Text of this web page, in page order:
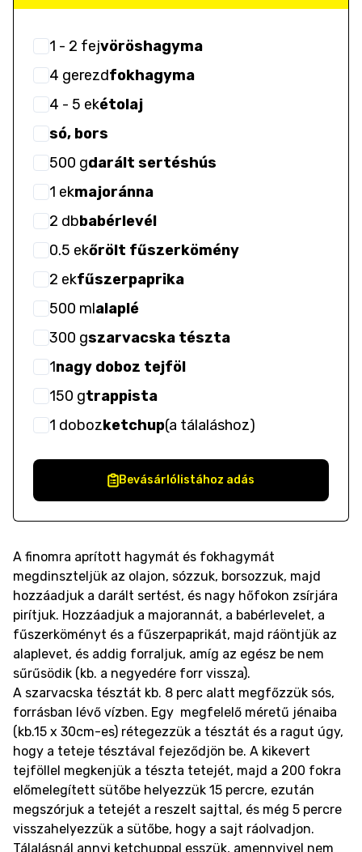
1 - 2 fejvöröshagyma
4 gerezdfokhagyma
4 - 5 ekétolaj
só, bors
500 gdarált sertéshús
1 ekmajoránna
2 dbbabérlevél
0.5 ekőrölt fűszerkömény
2 ekfűszerpaprika
500 mlalaplé
300 gszarvacska tészta
1nagy doboz tejföl
150 gtrappista
1 dobozketchup(a tálaláshoz)
Bevásárlólistához adás
A finomra aprított hagymát és fokhagymát
megdinszteljük az olajon, sózzuk, borsozzuk, majd
hozzáadjuk a darált sertést, és nagy hőfokon zsírjára
pirítjuk. Hozzáadjuk a majorannát, a babérlevelet, a
fűszerköményt és a fűszerpaprikát, majd ráöntjük az
alaplevet, és addig forraljuk, amíg az egész be nem
sűrűsödik (kb. a negyedére forr vissza).
A szarvacska tésztát kb. 8 perc alatt megfőzzük sós,
forrásban lévő vízben. Egy megfelelő méretű jénaiba
(kb.15 x 30cm-es) rétegezzük a tésztát és a ragut úgy,
hogy a teteje tésztával fejeződjön be. A kikevert
tejföllel megkenjük a tészta tetejét, majd a 200 fokra
előmelegített sütőbe helyezzük 15 percre, ezután
megszórjuk a tetejét a reszelt sajttal, és még 5 percre
visszahelyezzük a sütőbe, hogy a sajt ráolvadjon.
Tálalásnál annyi ketchuppal esszük, amennyivel nem